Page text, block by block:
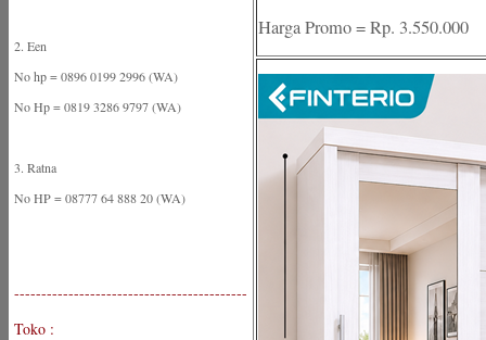
2. Een
No hp = 0896 0199 2996 (WA)
No Hp = 0819 3286 9797 (WA)
3. Ratna
No HP = 08777 64 888 20 (WA)
-------------------------------------------
Toko :
Harga Promo = Rp. 3.550.000